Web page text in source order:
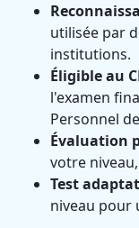
utilisée par
institutions.
Éligible au
l'examen
Personnel
Évaluation
votre
Test
niveau pour